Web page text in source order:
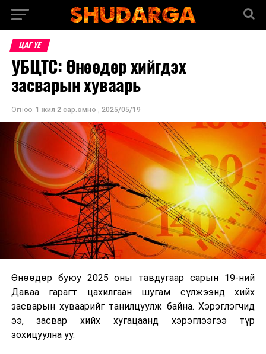
ЦАГ ҮЕ
УБЦТС: Өнөөдөр хийгдэх
засварын хуваарь
Огноо: 1 жил 2 сар.өмнө , 2025/05/19
Өнөөдөр буюу 2025 оны тавдугаар сарын 19-ний
Даваа гарагт цахилгаан шугам сүлжээнд хийх
засварын хуваарийг танилцуулж байна. Хэрэглэгчид
ээ, засвар хийх хугацаанд хэрэглээгээ түр
зохицуулна уу.